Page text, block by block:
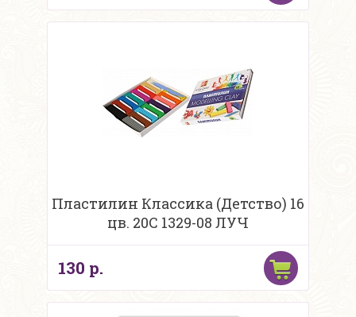
Пластилин Классика (Детство) 16
цв. 20С 1329-08 ЛУЧ
130 р.